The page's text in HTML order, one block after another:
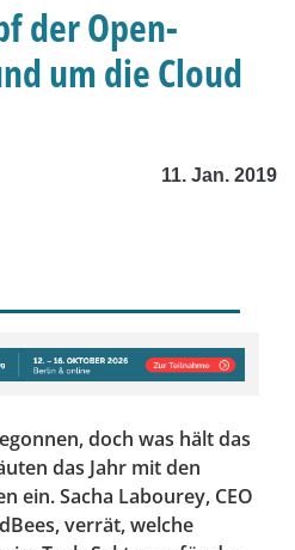
der Open-
um die Cloud
11. Jan. 2019
doch was hält das
das Jahr mit den
ein. Sacha Labourey, CEO
verrät, welche